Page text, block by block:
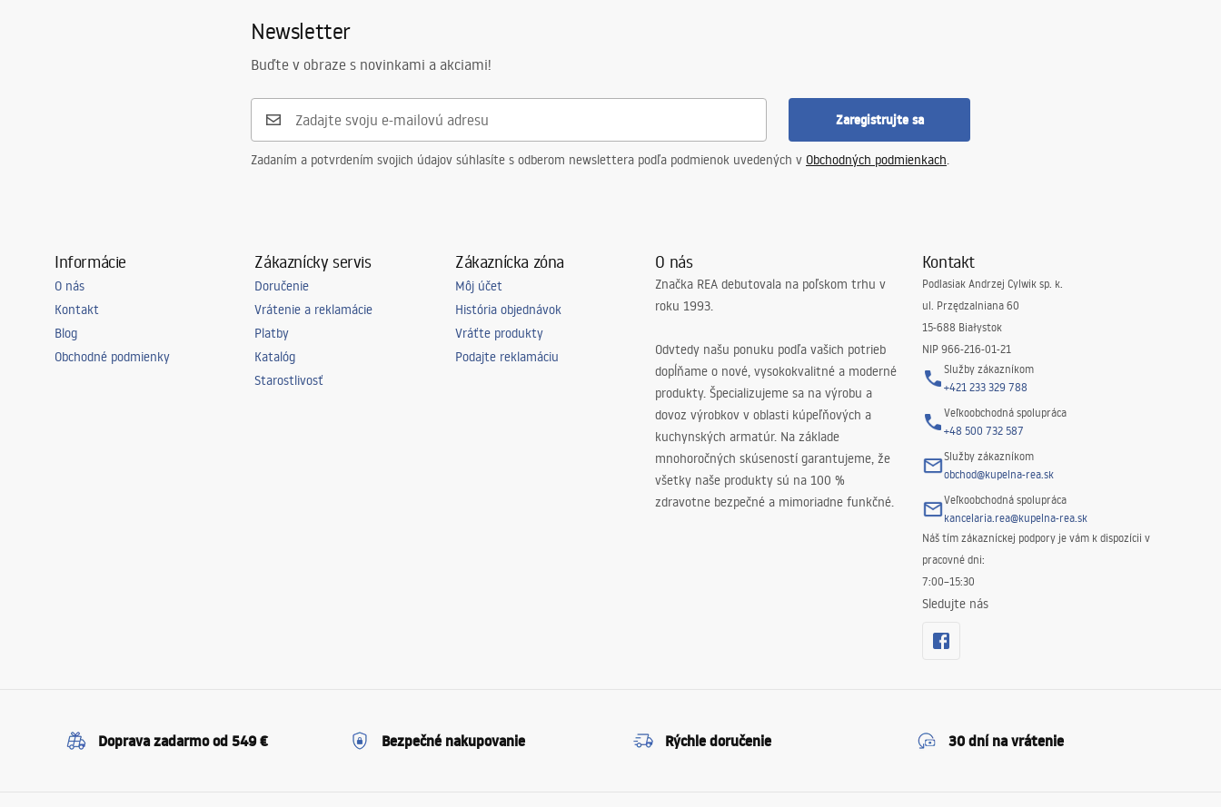
Newsletter
Buďte v obraze s novinkami a akciami!
Zaregistrujte sa
Zadaním a potvrdením svojich údajov súhlasíte s odberom newslettera podľa podmienok uvedených v Obchodných podmienkach.
Informácie
O nás
Kontakt
Blog
Obchodné podmienky
Zákaznícky servis
Doručenie
Vrátenie a reklamácie
Platby
Katalóg
Starostlivosť
Zákaznícka zóna
Môj účet
História objednávok
Vráťte produkty
Podajte reklamáciu
O nás
Značka REA debutovala na poľskom trhu v
roku 1993.
Odvtedy našu ponuku podľa vašich potrieb
dopĺňame o nové, vysokokvalitné a moderné
produkty. Špecializujeme sa na výrobu a
dovoz výrobkov v oblasti kúpeľňových a
kuchynských armatúr. Na základe
mnohoročných skúseností garantujeme, že
všetky naše produkty sú na 100 %
zdravotne bezpečné a mimoriadne funkčné.
Kontakt
Podlasiak Andrzej Cylwik sp. k.
ul. Przędzalniana 60
15-688 Białystok
NIP 966-216-01-21
Služby zákazníkom
+421 233 329 788
Veľkoobchodná spolupráca
+48 500 732 587
Služby zákazníkom
obchod@kupelna-rea.sk
Veľkoobchodná spolupráca
kancelaria.rea@kupelna-rea.sk
Náš tím zákazníckej podpory je vám k dispozícii v
pracovné dni:
7:00–15:30
Sledujte nás
Doprava zadarmo od 549 € Bezpečné nakupovanie Rýchle doručenie 30 dní na vrátenie